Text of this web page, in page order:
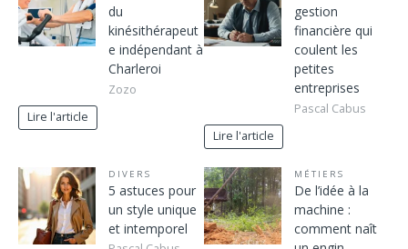
du
kinésithérapeut
e indépendant à
Charleroi
Zozo
Lire l'article
gestion
financière qui
coulent les
petites
entreprises
Pascal Cabus
Lire l'article
DIVERS
5 astuces pour
un style unique
et intemporel
MÉTIERS
De l’idée à la
machine :
comment naît